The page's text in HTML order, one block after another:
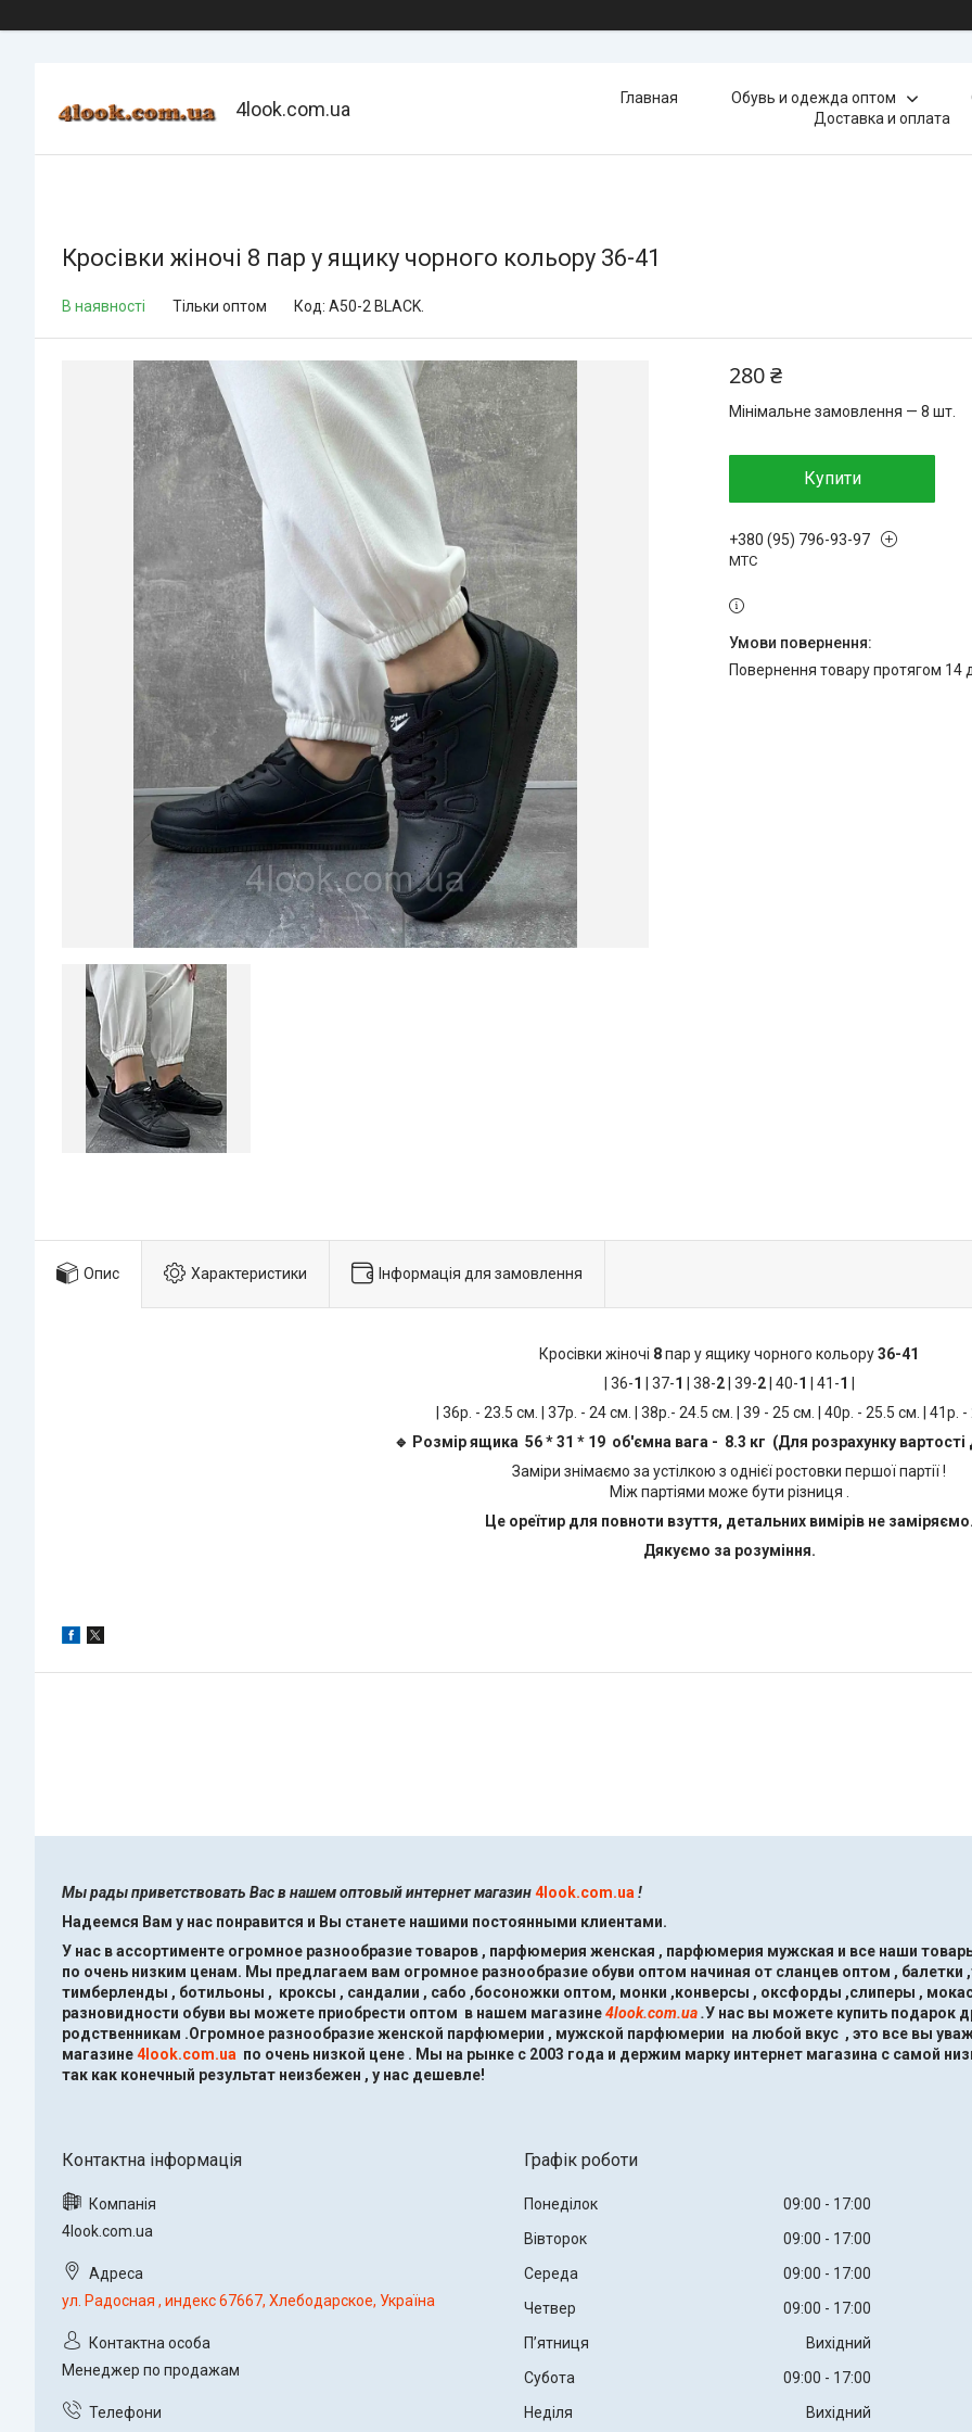
4look.com.ua Главная Обувь и одежда оптом
Доставка и оплата
Кросівки жіночі 8 пар у ящику чорного кольору 36-41
В наявності Тільки оптом Код: A50-2 BLACK.
280 ₴
Мінімальне замовлення — 8 шт.
Купити
+380 (95) 796-93-97
МТС
повернення товару протягом 14
Опис Характеристики Інформація для замовлення
Кросівки жіночі 8пар у ящику чорного кольору36-41
| 36-1 | 37-1 | 38-2| 39-2| 40-1 | 41-1
| 36р. - 23.5 см. | 37р. - 24 см. | 38р.- 24.5 см. | 39 - 25 см. | 40р. - 25.5 см. | 41р.
🔹 Розмір ящика 56 * 31 * 19 об'ємна вага - 8.3 кг (Для розрахунку вартості
Заміри знімаємо за устілкою з однієї ростовки першої партії !
Між партіями може бути різниця .
Це ореїтир для повноти взуття, детальних вимірів не
Дякуємо за розуміння.
Мы рады приветствовать Вас в нашем оптовый интернет магазин4look.com.ua !
Надеемся Вам у нас понравится и Вы станете нашими постоянными клиентами.
У нас в ассортименте огромное разнообразие товаров , парфюмерия женская , парфюмерия мужская и все наши
по очень низким ценам. Мы предлагаем вам огромное разнообразие обуви оптом начиная от сланцев оптом ,
тимберленды , ботильоны , кроксы , сандалии , сабо ,босоножки оптом, монки ,конверсы , оксфорды ,слиперы ,
разновидности обуви вы можете приобрести оптом в нашем магазине4look.com.ua.У нас вы можете купить подарок
родственникам .Огромное разнообразие женской парфюмерии , мужской парфюмерии на любой вкус , это все вы
магазине4look.com.ua по очень низкой цене . Мы на рынке с 2003 года и держим марку интернет магазина с самой
так как конечный результат неизбежен , у нас дешевле!
4look.com.ua
ул. Радосная , индекс 67667, Хлебодарское, Україна
Менеджер по продажам
Графік роботи
Понеділок 09:00
17:00
Вівторок
09:00
17:00
Середа
09:00
17:00
Четвер
09:00
17:00
Пʼятниця
Вихідний
Субота
09:00
17:00
Неділя
Вихідний